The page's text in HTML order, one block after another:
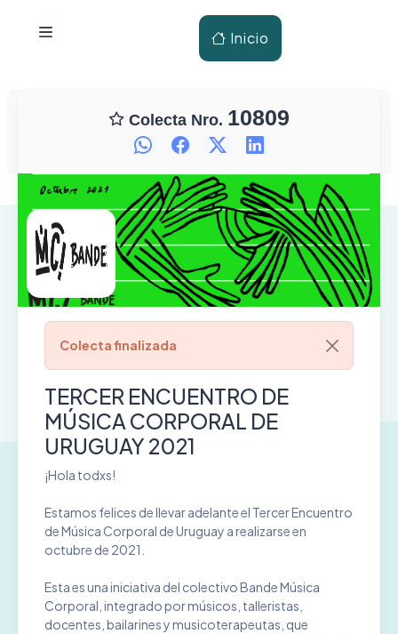
Inicio
Colecta Nro. 10809
Colecta finalizada
TERCER ENCUENTRO DE
MÚSICA CORPORAL DE
URUGUAY 2021
¡Hola todxs!
Estamos felices de llevar adelante el Tercer Encuentro
de Música Corporal de Uruguay a realizarse en
octubre de 2021.
Esta es una iniciativa del colectivo Bande Música
Corporal, integrado por músicos, talleristas,
docentes, bailarines y musicoterapeutas, que